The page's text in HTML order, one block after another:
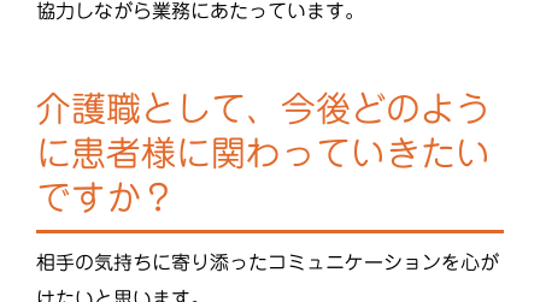
協力しながら業務にあたっています。
介護職として、今後どのよう
に患者様に関わっていきたい
ですか？
相手の気持ちに寄り添ったコミュニケーションを心が